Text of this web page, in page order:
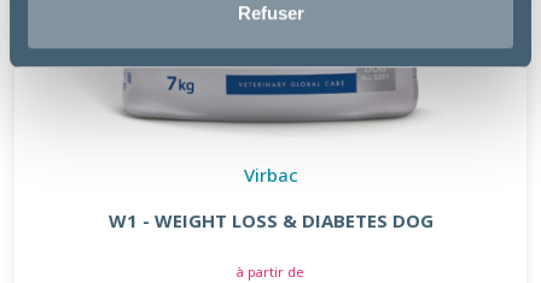
Refuser
Virbac
W1 - WEIGHT LOSS & DIABETES DOG
à partir de